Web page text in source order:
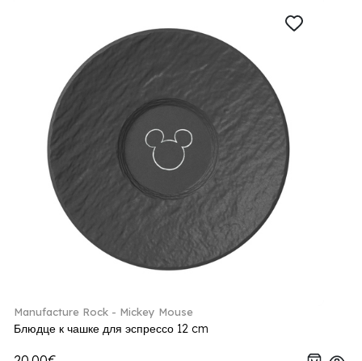
Manufacture Rock - Mickey Mouse
Блюдце к чашке для эспрессо 12 cm